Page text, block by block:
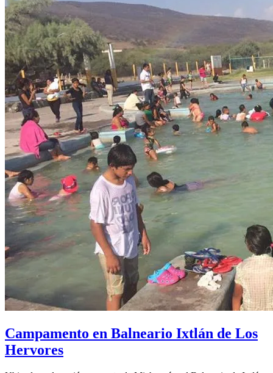
Campamento en Balneario Ixtlán de Los
Hervores